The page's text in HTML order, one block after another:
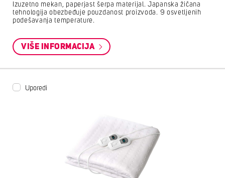
Izuzetno mekan, paperjast šerpa materijal. Japanska žičana
tehnologija obezbeđuje pouzdanost proizvoda. 9 osvetljenih
podešavanja temperature.
VIŠE INFORMACIJA
Uporedi